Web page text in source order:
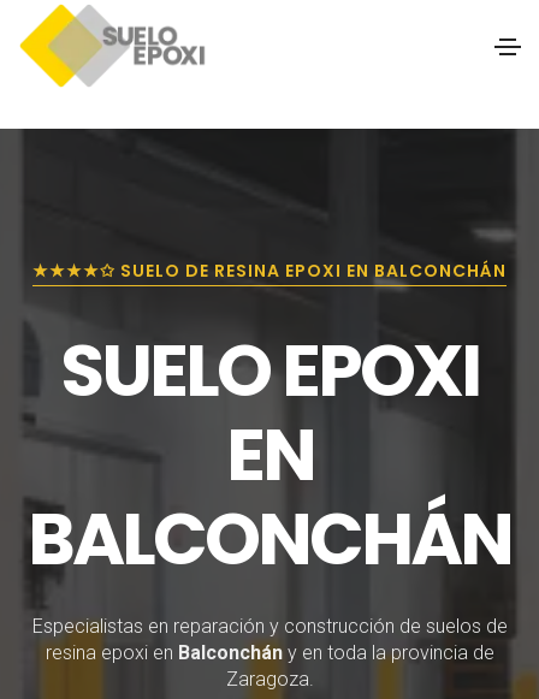
★★★★✩ SUELO DE RESINA EPOXI EN BALCONCHÁN
SUELO EPOXI
EN
BALCONCHÁN
Especialistas en reparación y construcción de suelos de
resina epoxi en Balconchány en toda la provincia de
Zaragoza.